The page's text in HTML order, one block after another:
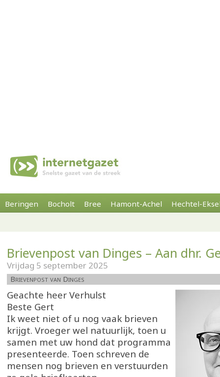
Beringen Bocholt Bree Hamont-Achel Hechtel-
Brievenpost van Dinges – Aan dhr.
Vrijdag 5 september 2025
Brievenpost van Dinges
Geachte heer Verhulst
Beste Gert
Ik weet niet of u nog vaak brieven
krijgt. Vroeger wel natuurlijk, toen u
samen met uw hond dat programma
presenteerde. Toen schreven de
mensen nog brieven en verstuurden